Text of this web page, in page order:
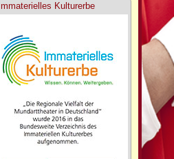
Immaterielles Kulturerbe